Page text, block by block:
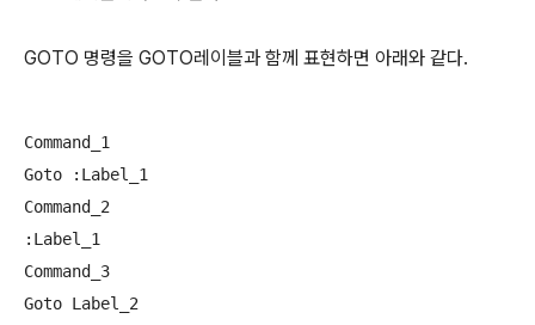
GOTO 명령을 GOTO레이블과 함께 표현하면 아래와 같다.
Command_1
Goto :Label_1
Command_2
:Label_1
Command_3
Goto Label_2